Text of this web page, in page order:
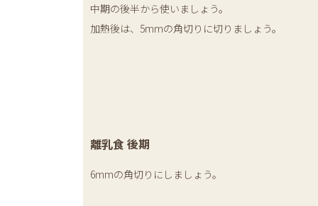
中期の後半から使いましょう。
加熱後は、5mmの角切りに切りましょう。
離乳食 後期
6mmの角切りにしましょう。